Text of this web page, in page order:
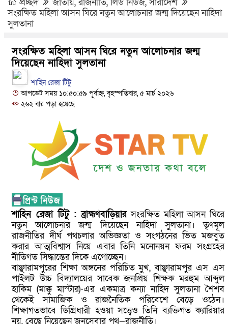
নবীনগরে সন্ত্রাসীদের হামলায় র‍্যাবের ৩
নবীনগরের খাগাতুয়া গ্রামে তিন র‍্যাব সদস্য
নবীনগরে অটোরিকশা চালককে কুপিয়েছে
ঠিকাদারের হামলার শিকার প্রকৌশলী বদলি,
নবীনগরে ধান মাড়াই মেশিনে শ্রমিকের
নবীনগরে জনবান্ধব তিন সিদ্ধান্তের
মান্নান
সংরক্ষিত মহিলা আসন ঘিরে নতুন আলোচনার জন্ম দিয়েছেন নাহিদা
সুলতানা
সংরক্ষিত মহিলা আসন ঘিরে নতুন আলোচনার জন্ম
দিয়েছেন নাহিদা সুলতানা
শাহিন রেজা টিটু
আপডেট সময় ১০:৫০:৫৯ পূর্বাহ্ন, বৃহস্পতিবার, ৫ মার্চ ২০২৬
২৬২ বার পড়া হয়েছে
শাহিন রেজা টিটু : ব্রাহ্মণবাড়িয়ারসংরক্ষিত মহিলা আসন ঘিরে
নতুন আলোচনার জন্ম দিয়েছেন নাহিদা সুলতানা। তৃণমূল
রাজনীতির দীর্ঘ পথচলার অভিজ্ঞতা ও সংগঠনের ভিত মজবুত
করার আত্মবিশ্বাস নিয়ে এবার তিনি মনোনয়ন ফরম সংগ্রহের
নীতিগত সিদ্ধান্তের দিকে এগোচ্ছেন।
বাঞ্ছারামপুরের শিক্ষা অঙ্গনের পরিচিত মুখ, বাঞ্ছারামপুর এস এস
পাইলট উচ্চ বিদ্যালয়ের সাবেক জনপ্রিয় শিক্ষক মরহুম আব্দুল
হাকিম (মাক্কু মাস্টার)-এর একমাত্র কন্যা নাহিদ সুলতানা শৈশব
থেকেই সামাজিক ও রাজনৈতিক পরিবেশে বেড়ে ওঠেন।
শিক্ষাগতভাবে ডিগ্রিধারী হওয়া সত্ত্বেও তিনি ব্যক্তিগত ক্যারিয়ার
নয়, বেছে নিয়েছেন জনসেবার পথ—রাজনীতি।